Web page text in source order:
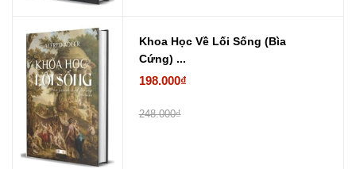
Khoa Học Về Lối Sống (Bìa
Cứng) ...
198.000₫
248.000₫